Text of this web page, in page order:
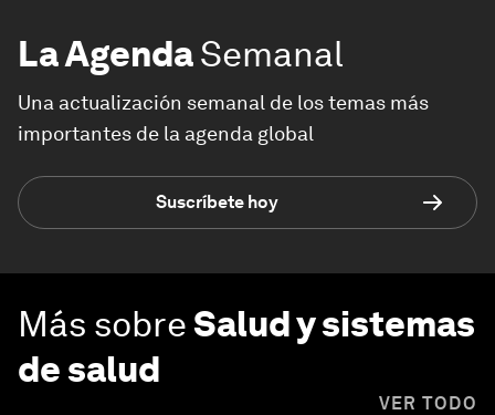
La AgendaSemanal
Una actualización semanal de los temas más
importantes de la agenda global
Suscríbete hoy
Más sobreSalud y sistemas
de salud
VER TODO